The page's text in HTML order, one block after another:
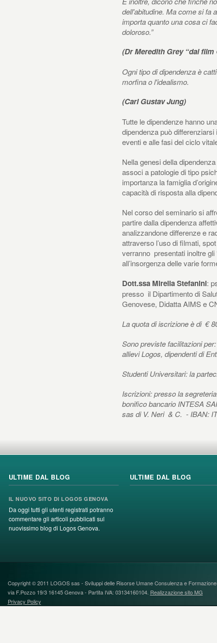
dell'abitudine. Ma come si fa
importa quanto una cosa ci
doloroso.”
(Dr Meredith Grey “dal film
Ogni tipo di dipendenza è
morfina o l'idealismo.
(Carl Gustav Jung)
Tutte le dipendenze hanno
dipendenza può
eventi e alle fasi del ciclo
Nella genesi della
associ a patologie di tipo
importanza la famiglia
capacità di risposta alla
Nel corso del seminario si
partire dalla dipendenza
analizzandone differenze e
attraverso l’uso di filmati,
verranno presentati inoltre gli
all’insorgenza delle varie
Dott.ssa Mirella Stefanini:
presso il Dipartimento di
Genovese, Didatta AIMS e
La quota di iscrizione è di €
Sono previste facilitazioni
allievi Logos, dipendenti di
Studenti Universitari: la
Iscrizioni: presso la
bonifico bancario INTESA
sas di V. Neri & C. - IBAN:
ULTIME DAL BLOG
IL NUOVO SITO DI LOGOS GENOVA
Da oggi tutti gli utenti registrati potranno
commentare gli articoli pubblicati sul
nuovissimo blog di Logos Genova.
ULTIME DAL BLOG
Copyright © 2011 LOGOS sas - Sviluppi delle Risorse Umane Consulenza e
via F.Pozzo 19/3 16145 Genova - Partita IVA: 03134160104. Realizzazione sito MG
Privacy Policy